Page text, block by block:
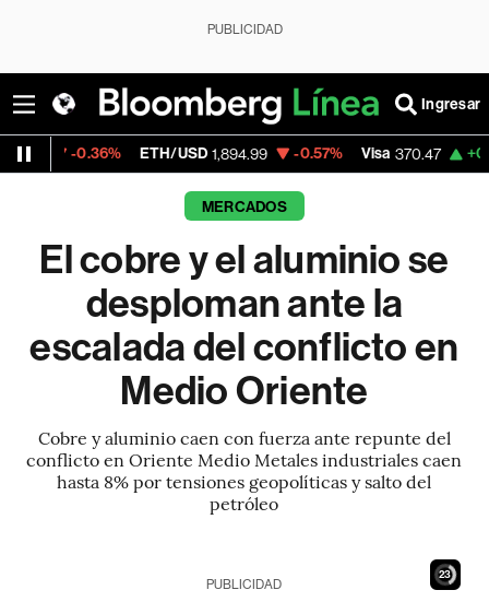
PUBLICIDAD
Ingresar
ETH/USD 1,894.99 -0.57% Visa 370.47 +0.52%
MERCADOS
El cobre y el aluminio se
desploman ante la
escalada del conflicto en
Medio Oriente
Cobre y aluminio caen con fuerza ante repunte del
conflicto en Oriente Medio Metales industriales caen
hasta 8% por tensiones geopolíticas y salto del
petróleo
21
PUBLICIDAD